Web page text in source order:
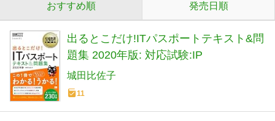
おすすめ順 発売日順
出るとこだけ!ITパスポートテキスト&問
題集 2020年版: 対応試験:IP
城田比佐子
11